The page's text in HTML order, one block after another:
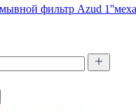
фильтр Azud